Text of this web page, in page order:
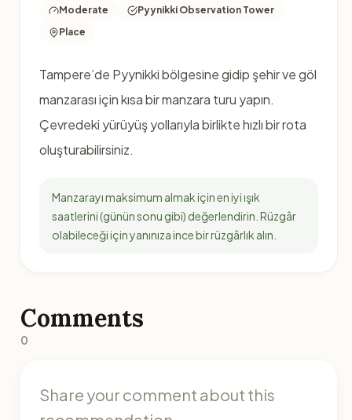
Moderate
Pyynikki Observation Tower
Place
Tampere’de Pyynikki bölgesine gidip şehir ve göl
manzarası için kısa bir manzara turu yapın.
Çevredeki yürüyüş yollarıyla birlikte hızlı bir rota
oluşturabilirsiniz.
Manzarayı maksimum almak için en iyi ışık
saatlerini (günün sonu gibi) değerlendirin. Rüzgâr
olabileceği için yanınıza ince bir rüzgârlık alın.
Comments
0